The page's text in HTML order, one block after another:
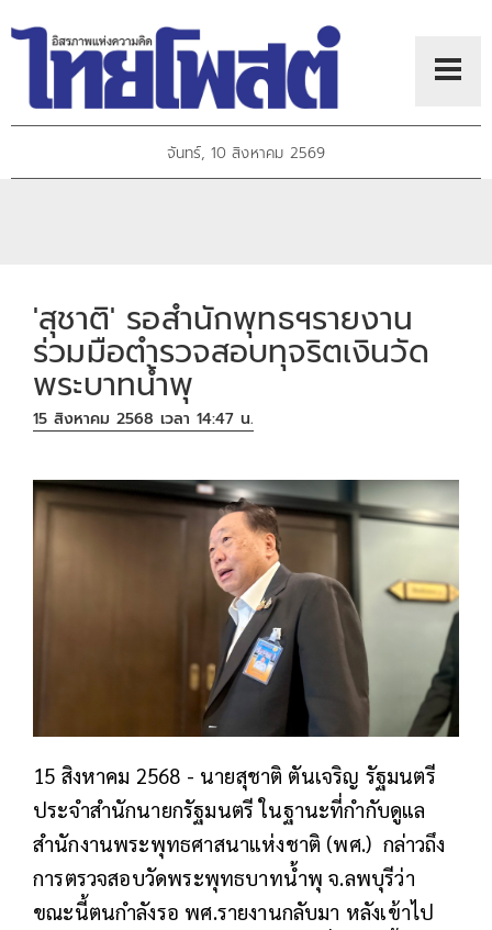
จันทร์, 10 สิงหาคม 2569
'สุชาติ' รอสำนักพุทธฯรายงาน
ร่วมมือตำรวจสอบทุจริตเงินวัด
พระบาทน้ำพุ
15 สิงหาคม 2568 เวลา 14:47 น.
15 สิงหาคม 2568 - นายสุชาติ ตันเจริญ รัฐมนตรี
ประจำสำนักนายกรัฐมนตรี ในฐานะที่กำกับดูแล
สำนักงานพระพุทธศาสนาแห่งชาติ (พศ.) กล่าวถึง
การตรวจสอบวัดพระพุทธบาทน้ำพุ จ.ลพบุรีว่า
ขณะนี้ตนกำลังรอ พศ.รายงานกลับมา หลังเข้าไป